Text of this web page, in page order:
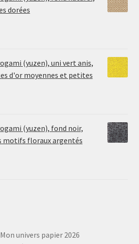
dorées
(yuzen), uni vert anis,
d'or moyennes et petites
(yuzen), fond noir,
motifs floraux argentés
univers papier 2026